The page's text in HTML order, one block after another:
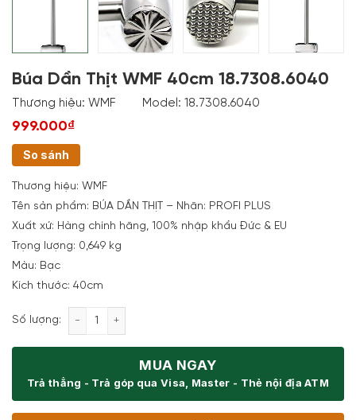
Búa Dần Thịt WMF 40cm 18.7308.6040
Thương hiệu: WMF Model: 18.7308.6040
999.000₫
So sánh
Thương hiệu: WMF
Tên sản phẩm: BÚA DẦN THỊT – Nhãn: PROFI PLUS
Xuất xứ: Hàng chính hãng, 100% nhập khẩu Đức & EU
Trọng lượng: 0,649 kg
Màu: Bạc
Kích thước: 40cm
Số lượng: Búa Dần Thịt WMF 40cm 18.7308.6040 số lượng
MUA NGAY
Trả thẳng - Trả góp qua Visa, Master - Thẻ nội địa ATM